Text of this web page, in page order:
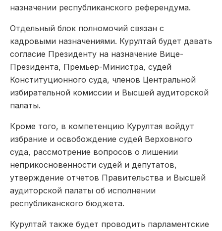
назначении республиканского референдума.
Отдельный блок полномочий связан с
кадровыми назначениями. Курултай будет давать
согласие Президенту на назначение Вице-
Президента, Премьер-Министра, судей
Конституционного суда, членов Центральной
избирательной комиссии и Высшей аудиторской
палаты.
Кроме того, в компетенцию Курултая войдут
избрание и освобождение судей Верховного
суда, рассмотрение вопросов о лишении
неприкосновенности судей и депутатов,
утверждение отчетов Правительства и Высшей
аудиторской палаты об исполнении
республиканского бюджета.
Курултай также будет проводить парламентские